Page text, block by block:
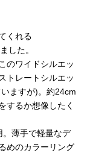
くれる
した。
のワイドシルエッ
トレートシルエッ
ますが)。約24cm
するか想像したく
。薄手で軽量なデ
めのカラーリング